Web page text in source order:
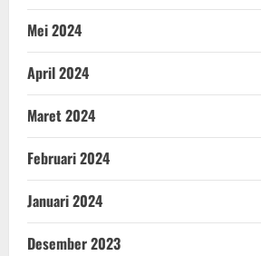
Mei 2024
April 2024
Maret 2024
Februari 2024
Januari 2024
Desember 2023